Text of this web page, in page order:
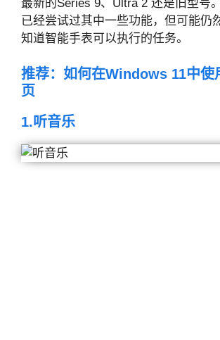
最新的Series 9、Ultra 2 还是旧型号
已经尝试过其中一些功能，但可能仍
知道智能手表可以执行的任务。
推荐： 如何在Windows 11中使
页
1.听音乐